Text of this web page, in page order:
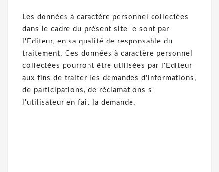
Les données à caractère personnel collectées
dans le cadre du présent site le sont par
l'Editeur, en sa qualité de responsable du
traitement. Ces données à caractère personnel
collectées pourront être utilisées par l'Editeur
aux fins de traiter les demandes d'informations,
de participations, de réclamations si
l'utilisateur en fait la demande.